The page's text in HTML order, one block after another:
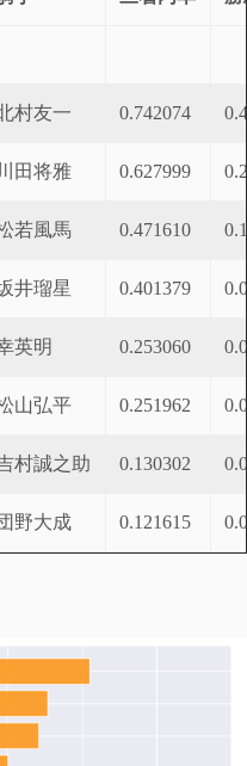
村友一 0.742074
川田将雅 0.627999
若風馬 0.471610
井瑠星 0.401379
英明 0.253060
山弘平 0.251962
村誠之助 0.130302
野大成 0.121615